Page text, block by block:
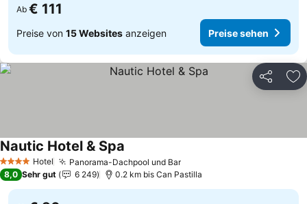
Ab € 111
Preise von 15 Websites anzeigen Preise sehen
Teilen
4 Sterne Hotel Panorama-Dachpool und BarPreise sehen
Nautic Hotel & Spa
8,0 Sehr gut 6 249 0.2 km bis Can Pastilla